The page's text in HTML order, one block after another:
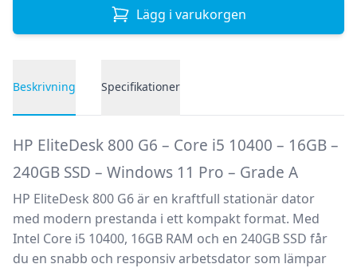
Lägg i varukorgen
Beskrivning Specifikationer
HP EliteDesk 800 G6 – Core i5 10400 – 16GB –
240GB SSD – Windows 11 Pro – Grade A
HP EliteDesk 800 G6 är en kraftfull stationär dator
med modern prestanda i ett kompakt format. Med
Intel Core i5 10400, 16GB RAM och en 240GB SSD får
du en snabb och responsiv arbetsdator som lämpar